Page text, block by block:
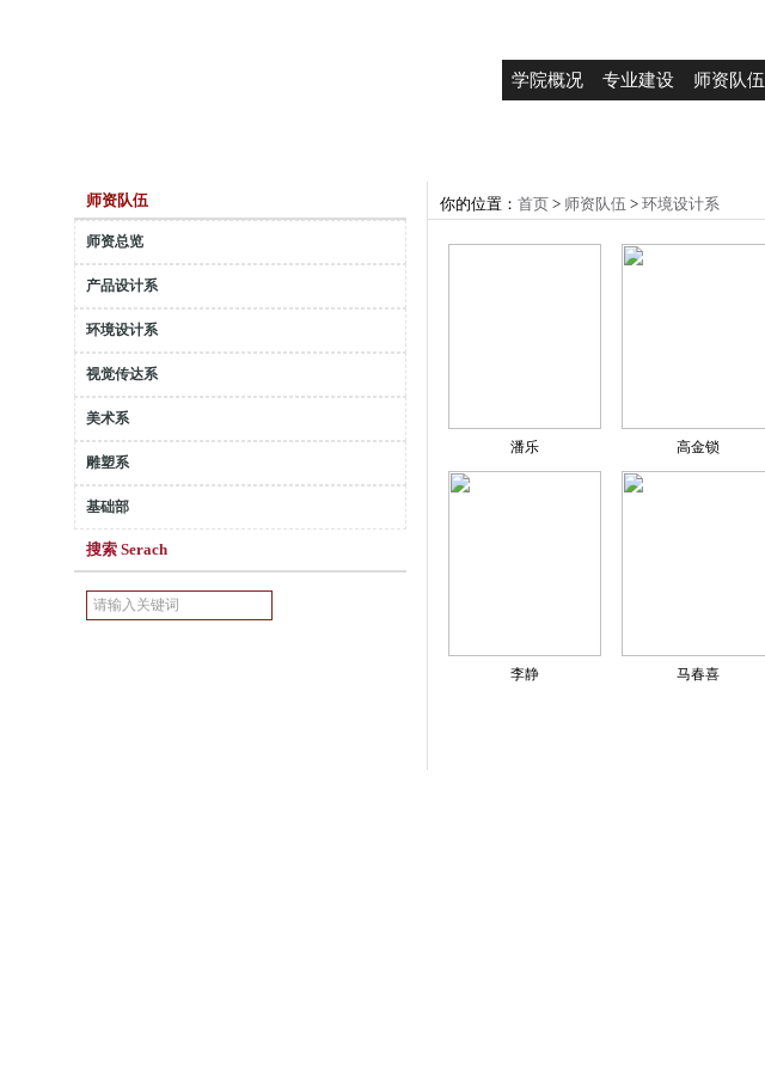
学院概况 专业建设 师资队伍
师资队伍
师资总览
产品设计系
环境设计系
视觉传达系
美术系
雕塑系
基础部
搜索 Serach
你的位置： 首页 > 师资队伍 > 环境设计系
潘乐 高金锁
李静 马春喜